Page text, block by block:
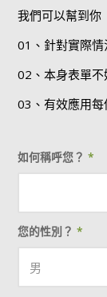
我們可以幫到你
01、針對實際
02、本身表單
03、有效應用
如何稱呼您？*
您的性別？*